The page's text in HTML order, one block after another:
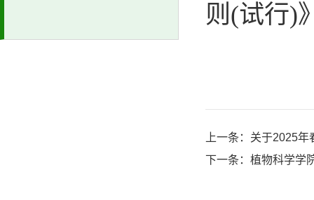
则 (试行)
上一条： 关于2025年
下一条： 植物科学学